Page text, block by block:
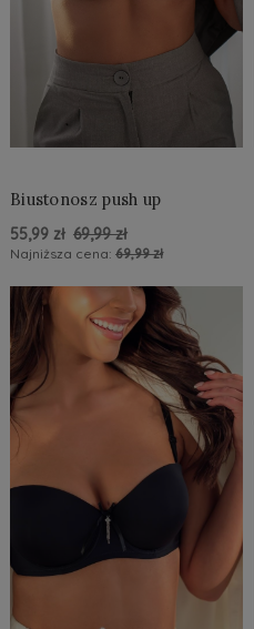
Biustonosz push up
55,99 zł 69,99 zł
Najniższa cena: 69,99 zł
Do Koszyka »